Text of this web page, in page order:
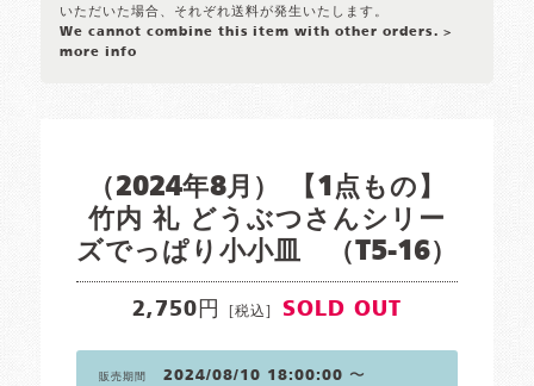
いただいた場合、それぞれ送料が発生いたします。
We cannot combine this item with other orders. >
more info
（2024年8月） 【1点もの】
竹内 礼 どうぶつさんシリー
ズでっぱり小小皿 （T5-16）
2,750円 [税込] SOLD OUT
販売期間 2024/08/10 18:00:00 〜